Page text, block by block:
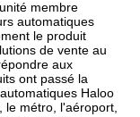
membre
automatiques
le produit
de vente au
aux
ont passé la
Haloo
métro, l'aéroport,